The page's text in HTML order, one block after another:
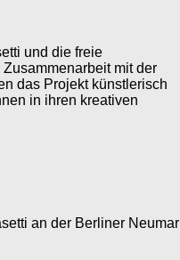
und die freie
mit der
das Projekt künstlerisch
in ihren kreativen
an der Berliner